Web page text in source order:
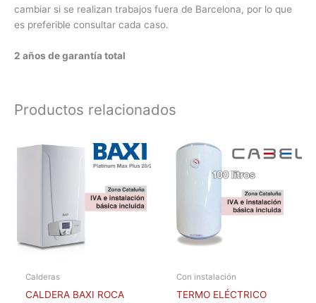
cambiar si se realizan trabajos fuera de Barcelona, por lo que
es preferible consultar cada caso.
2 años de garantía total
Productos relacionados
Calderas
CALDERA BAXI ROCA
Con instalación
TERMO ELÉCTRICO